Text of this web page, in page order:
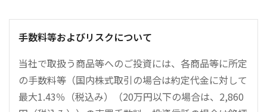
手数料等およびリスクについて
当社で取扱う商品等へのご投資には、各商品等に所定
の手数料等（国内株式取引の場合は約定代金に対して
最大1.43％（税込み）（20万円以下の場合は、2,860